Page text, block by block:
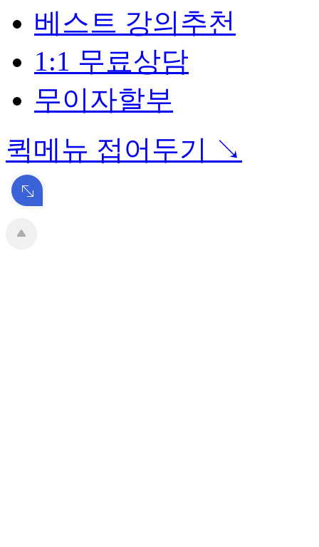
베스트 강의추천
1:1 무료상담
무이자할부
퀵메뉴 접어두기 ↘